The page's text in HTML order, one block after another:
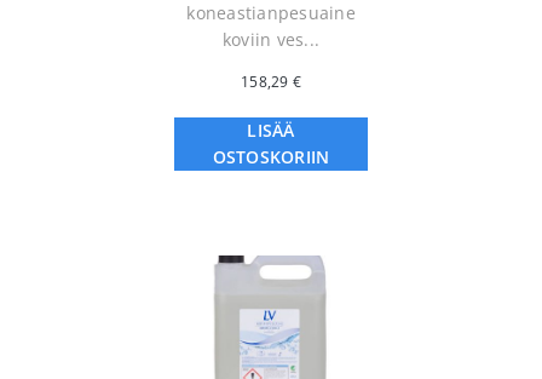
koneastianpesuaine
koviin ves...
158,29 €
LISÄÄ
OSTOSKORIIN